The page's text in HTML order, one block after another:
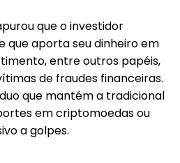
que o investidor
que aporta seu dinheiro em
entre outros papéis,
de fraudes financeiras.
que mantém a tradicional
em criptomoedas ou
a golpes.